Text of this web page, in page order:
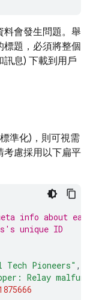
料會發生問題。舉
標題，必須將整個
訊息) 下載到用戶
準化)，則可視需
考慮採用以下扁平
info about each
unique ID
Pioneers" ,
Relay